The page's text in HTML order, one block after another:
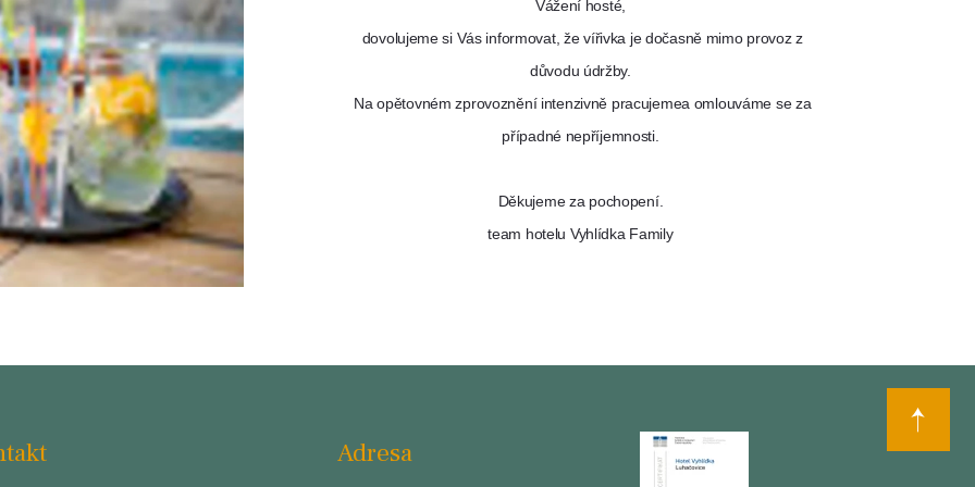
Vážení hosté,
dovolujeme si Vás informovat, že vířivka je dočasně mimo provoz z
důvodu údržby.
Na opětovném zprovoznění intenzivně pracujemea omlouváme se za
případné nepříjemnosti.
Děkujeme za pochopení.
team hotelu Vyhlídka Family
Adresa